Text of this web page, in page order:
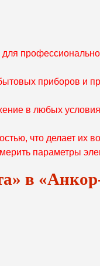
приборов и
в любых
что делает их
параметры
в